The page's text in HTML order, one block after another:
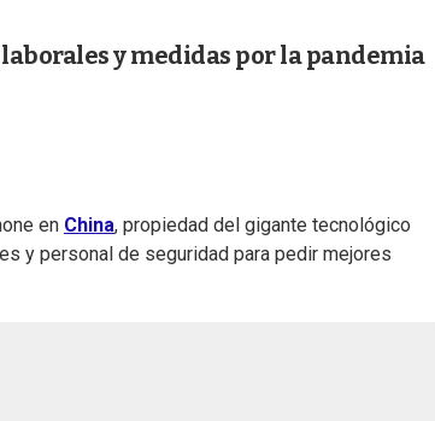
y medidas por la pandemia
en China, propiedad del gigante tecnológico
y personal de seguridad para pedir mejores